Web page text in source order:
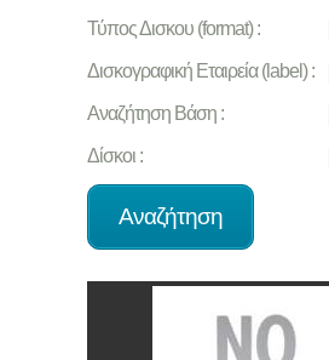
Τύπος Δισκου (format) :
Δισκογραφική Εταιρεία (label) :
Αναζήτηση Βάση :
Δίσκοι :